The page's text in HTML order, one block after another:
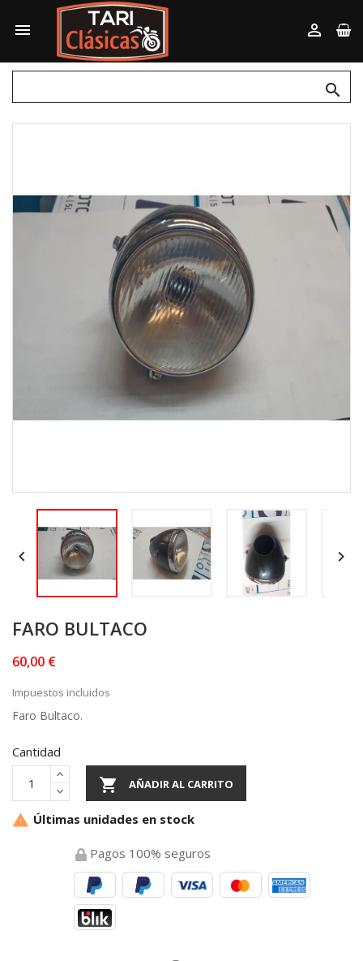
 

 
FARO BULTACO
60,00 €
Impuestos incluidos
Faro Bultaco.
Cantidad
 AÑADIR AL CARRITO
 Últimas unidades en stock
Pagos 100% seguros